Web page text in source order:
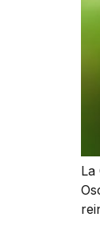
La